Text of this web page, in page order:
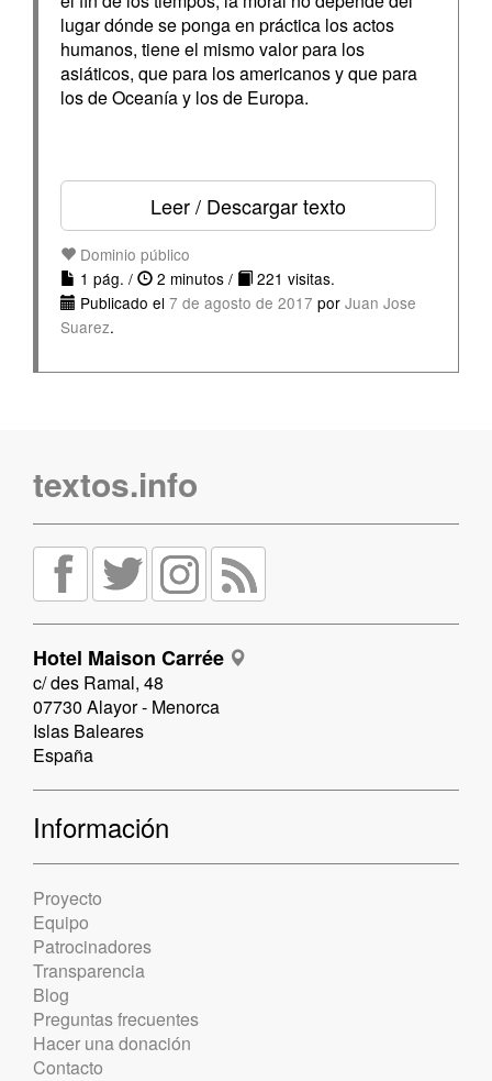
lugar dónde se ponga en práctica los actos
humanos, tiene el mismo valor para los
asiáticos, que para los americanos y que para
los de Oceanía y los de Europa.
Leer / Descargar texto
Dominio público
1 pág. /
2 minutos /
221 visitas.
Publicado el 7 de agosto de 2017 por Juan Jose
Suarez.
textos.info
Hotel Maison Carrée
c/ des Ramal, 48
07730 Alayor - Menorca
Islas Baleares
España
Información
Proyecto
Equipo
Patrocinadores
Transparencia
Blog
Preguntas frecuentes
Hacer una donación
Contacto